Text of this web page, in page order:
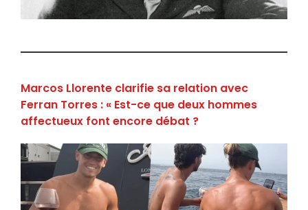
Marcos Llorente clarifie sa relation avec
Ferran Torres : « Est-ce que deux hommes
affectueux font encore débat ?